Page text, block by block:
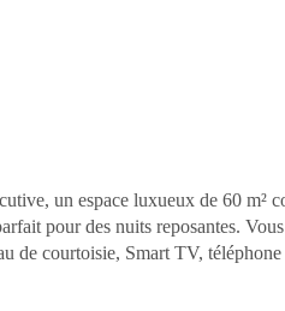
un espace luxueux de 60 m²
pour des nuits reposantes.
de courtoisie, Smart TV,